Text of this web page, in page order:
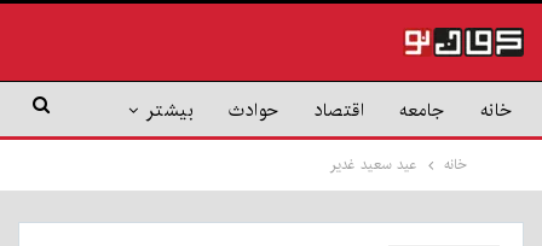
خانه جامعه اقتصاد حوادث بیشتر
خانه عید سعید غدیر